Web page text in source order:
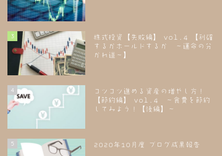
3
株式投資【失敗編】 vol.4 【利確
するかホールドするか ～運命の分
かれ道～】
4
コツコツ進める資産の増やし方！
【節約編】 vol.4 ～食費を節約
してみよう！【後編】～
5 2020年10月度 ブログ成果報告